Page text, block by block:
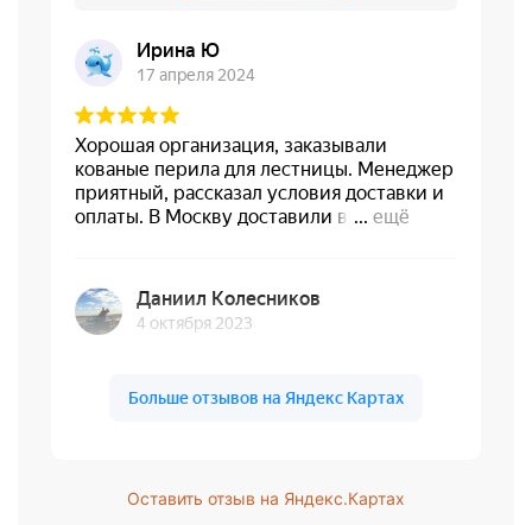
Оставить отзыв на Яндекс.Картах